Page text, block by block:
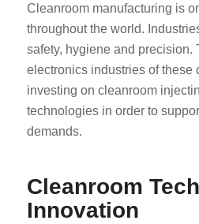
Cleanroom manufacturing is
throughout the world.
safety, hygiene and precision.
electronics industries of these
investing on cleanroom
technologies in order to
demands.
Cleanroom
Innovation